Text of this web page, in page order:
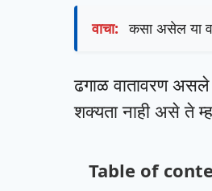
वाचा: कसा असेल या
ढगाळ वातावरण असले
शक्यता नाही असे ते
Table of